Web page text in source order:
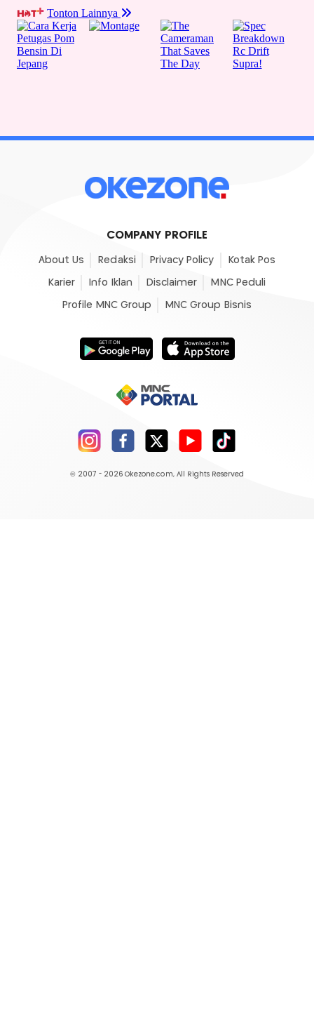
COMPANY PROFILE
About Us Redaksi Privacy Policy Kotak Pos
Karier Info Iklan Disclaimer MNC Peduli
Profile MNC Group MNC Group Bisnis
© 2007 - 2026 Okezone.com, All Rights Reserved